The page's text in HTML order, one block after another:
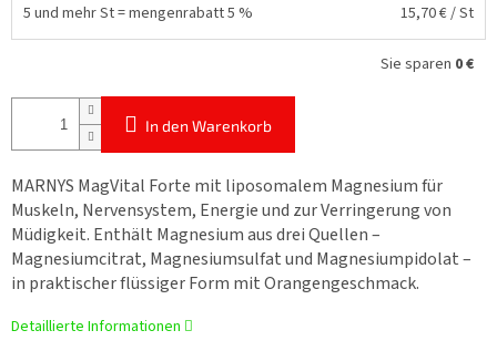
5 und mehr St = mengenrabatt 5 % 15,70 €/ St
Sie sparen 0 €
In den Warenkorb
MARNYS MagVital Forte mit liposomalem Magnesium für
Muskeln, Nervensystem, Energie und zur Verringerung von
Müdigkeit. Enthält Magnesium aus drei Quellen –
Magnesiumcitrat, Magnesiumsulfat und Magnesiumpidolat –
in praktischer flüssiger Form mit Orangengeschmack.
Detaillierte Informationen